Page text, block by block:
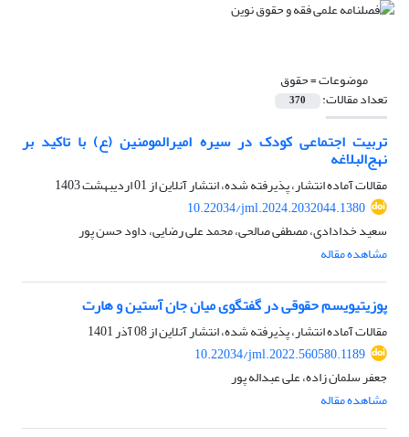
موضوعات =حقوق
تعداد مقالات: 370
تربیت اجتماعی کودک در سیره امیرالمومنین (ع) با تاکید بر
نهج‌البلاغه
مقالات آماده انتشار، پذیرفته شده، انتشار آنلاین از01 اردیبهشت 1403
10.22034/jml.2024.2032044.1380
سعید خدادادی، مصطفی صالحی، محمد علی رضایی، داود حسن پور
مشاهده مقاله
پوزیتیویسم حقوقی در گفتگوی میان جان آستین و هارت
مقالات آماده انتشار، پذیرفته شده، انتشار آنلاین از08 آذر 1401
10.22034/jml.2022.560580.1189
جعفر سلمان زاده، علی عبداله پور
مشاهده مقاله